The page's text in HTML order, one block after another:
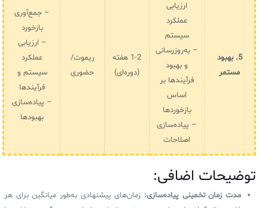
5. بهبود
مستمر
ارزیابی
عملکرد
سیستم
– به‌روزرسانی
و بهبود
فرآیندها بر
اساس
بازخوردها
– پیاده‌سازی
اصلاحات
1-2 هفته
(دوره‌ای)
ریموت/
حضوری
– جمع‌آوری
بازخورد
– ارزیابی
عملکرد
سیستم و
فرآیندها
– پیاده‌سازی
بهبودها
توضیحات اضافی:
مدت زمان تخمینی پیاده‌سازی: زمان‌های پیشنهادی به‌طور میانگین برای هر